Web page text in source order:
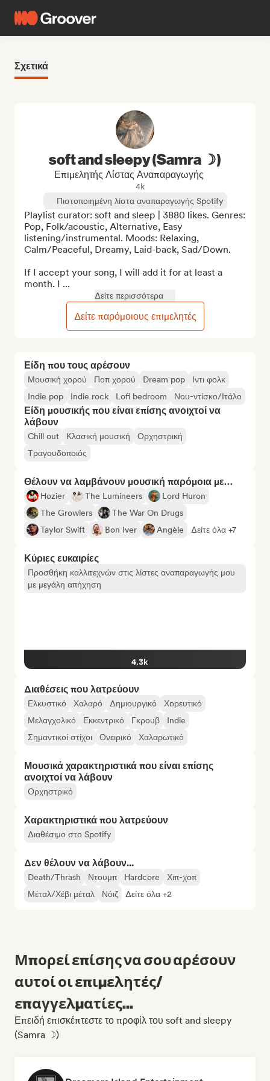
Σχετικά
Είδη που τους αρέσουν
Μουσική χορού Ποπ χορού Dream pop
Ιντι φολκ
Indie pop
Indie rock Lofi bedroom Νου-ντίσκο/Ιτάλο
Είδη μουσικής που είναι επίσης ανοιχτοί να
λάβουν
Chill out Κλασική μουσική
Ορχηστρική
Τραγουδοποιός
Θέλουν να λαμβάνουν μουσική παρόμοια με…
Hozier The Lumineers
Lord Huron
The Growlers
The War On Drugs
Taylor Swift
Bon Iver Angèle Δείτε όλα +7
Κύριες ευκαιρίες
Προσθήκη καλλιτεχνών στις λίστες αναπαραγωγής μου
με μεγάλη απήχηση
4.3k
Διαθέσεις που λατρεύουν
Ελκυστικό Χαλαρό Δημιουργικό
Χορευτικό
Μελαγχολικό
Εκκεντρικό Γκρουβ
Indie
Σημαντικοί στίχοι
Ονειρικό Χαλαρωτικό
Μουσικά χαρακτηριστικά που είναι επίσης
ανοιχτοί να λάβουν
Ορχηστρικό
Χαρακτηριστικά που λατρεύουν
Διαθέσιμο στο Spotify
Δεν θέλουν να λάβουν...
Death/Thrash Ντουμπ Hardcore
Χιπ-χοπ
Μέταλ/Χέβι μέταλ
Νόιζ Δείτε όλα +2
soft and sleepy (Samra ☽)
Επιμελητής Λίστας Αναπαραγωγής
4k
Πιστοποιημένη λίστα αναπαραγωγής Spotify
Playlist curator: soft and sleep | 3880 likes. Genres:
Pop, Folk/acoustic, Alternative, Easy
listening/instrumental. Moods: Relaxing,
Calm/Peaceful, Dreamy, Laid-back, Sad/Down.
If I accept your song, I will add it for at least a
month. I ...
Δείτε περισσότερα
Δείτε παρόμοιους επιμελητές
Μπορεί επίσης να σου αρέσουν
αυτοί οι επιμελητές/
επαγγελματίες...
Επειδή επισκέπτεστε το προφίλ του soft and sleepy
(Samra ☽)